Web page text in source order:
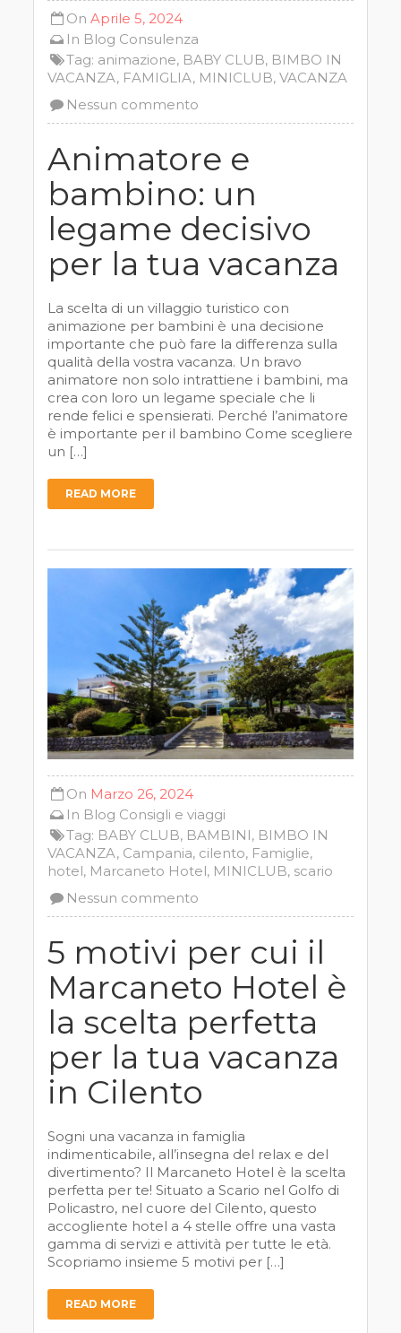
OnAprile 5, 2024
In Blog Consulenza
Tag: animazione, BABY CLUB, BIMBO IN
VACANZA, FAMIGLIA, MINICLUB,VACANZA
Nessun commento
Animatore e
bambino: un
legame decisivo
per la tua vacanza
La scelta di un villaggio turistico con
animazione per bambini è una decisione
importante che può fare la differenza sulla
qualità della vostra vacanza. Un bravo
animatore non solo intrattiene i bambini, ma
crea con loro un legame speciale che li
rende felici e spensierati. Perché l’animatore
è importante per il bambino Come scegliere
un […]
READ MORE
On Marzo 26, 2024
In Blog Consigli e viaggi
Tag: BABY CLUB, BAMBINI, BIMBO IN
VACANZA, Campania, cilento, Famiglie,
hotel, Marcaneto Hotel, MINICLUB, scario
Nessun commento
5 motivi per cui il
Marcaneto Hotel è
la scelta perfetta
per la tua vacanza
in Cilento
Sogni una vacanza in famiglia
indimenticabile, all’insegna del relax e del
divertimento? Il Marcaneto Hotel è la scelta
perfetta per te! Situato a Scario nel Golfo di
Policastro, nel cuore del Cilento, questo
accogliente hotel a 4 stelle offre una vasta
gamma di servizi e attività per tutte le età.
Scopriamo insieme 5 motivi per […]
READ MORE